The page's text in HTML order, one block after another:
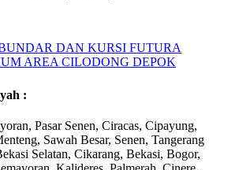
:
Pasar Senen, Ciracas, Cipayung,
Sawah Besar, Senen, Tangerang
Selatan, Cikarang, Bekasi, Bogor,